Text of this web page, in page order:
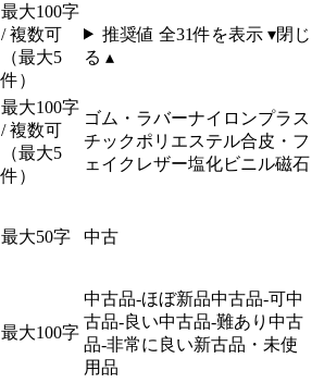
最大100字
/ 複数可
（最大5
件）
推奨値 全31件を表示 ▾閉じ
る ▴
最大100字
/ 複数可
（最大5
件）
ゴム・ラバーナイロンプラス
チックポリエステル合皮・フ
ェイクレザー塩化ビニル磁石
最大50字 中古
最大100字
中古品-ほぼ新品中古品-可中
古品-良い中古品-難あり 中古
品-非常に良い新古品・未使
用品